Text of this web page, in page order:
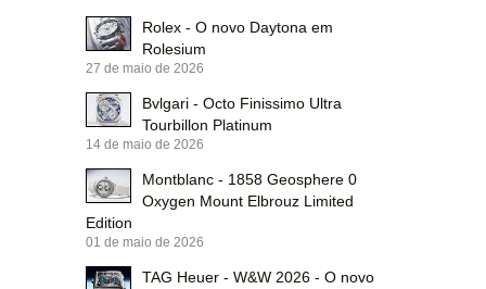
Rolex - O novo Daytona em
Rolesium
27 de maio de 2026
Bvlgari - Octo Finissimo Ultra
Tourbillon Platinum
14 de maio de 2026
Montblanc - 1858 Geosphere 0
Oxygen Mount Elbrouz Limited
Edition
01 de maio de 2026
TAG Heuer - W&W 2026 - O novo